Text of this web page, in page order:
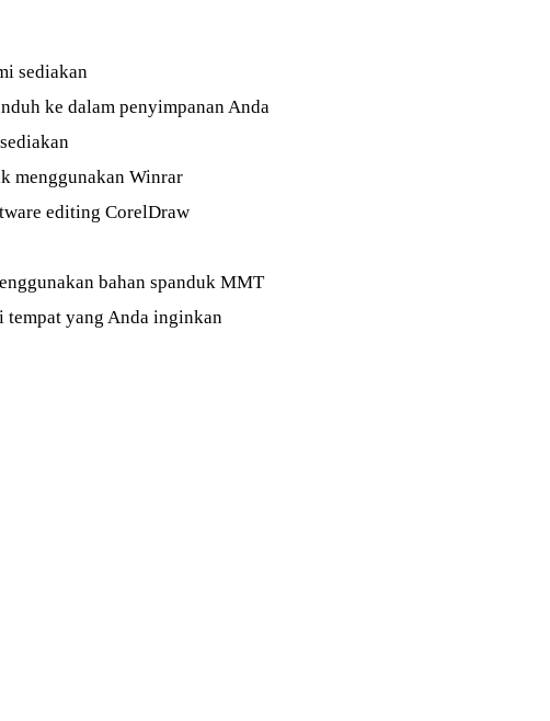
sediakan
ke dalam penyimpanan Anda
menggunakan Winrar
editing CorelDraw
bahan spanduk MMT
tempat yang Anda inginkan